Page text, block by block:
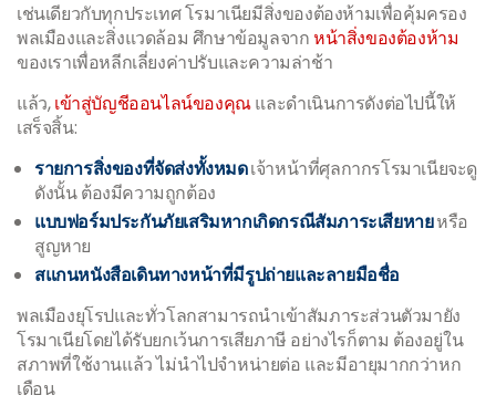
เช่นเดียวกับทุกประเทศ โรมาเนียมีสิ่งของต้องห้ามเพื่อคุ้มครอง
พลเมืองและสิ่งแวดล้อม ศึกษาข้อมูลจากหน้าสิ่งของต้องห้าม
ของเราเพื่อหลีกเลี่ยงค่าปรับและความล่าช้า
แล้ว,เข้าสู่บัญชีออนไลน์ของคุณและดำเนินการดังต่อไปนี้ให้
เสร็จสิ้น:
รายการสิ่งของที่จัดส่งทั้งหมดเจ้าหน้าที่ศุลกากรโรมาเนียจะดู
ดังนั้น ต้องมีความถูกต้อง
แบบฟอร์มประกันภัยเสริมหากเกิดกรณีสัมภาระเสียหายหรือ
สูญหาย
สแกนหนังสือเดินทางหน้าที่มีรูปถ่ายและลายมือชื่อ
พลเมืองยุโรปและทั่วโลกสามารถนำเข้าสัมภาระส่วนตัวมายัง
โรมาเนียโดยได้รับยกเว้นการเสียภาษี อย่างไรก็ตาม ต้องอยู่ใน
สภาพที่ใช้งานแล้ว ไม่นำไปจำหน่ายต่อ และมีอายุมากกว่าหก
เดือน